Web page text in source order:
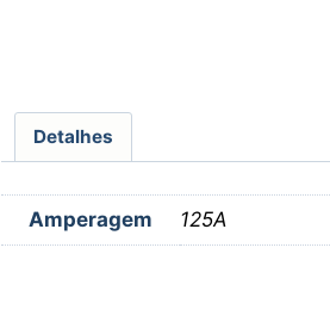
Detalhes
Amperagem 125A